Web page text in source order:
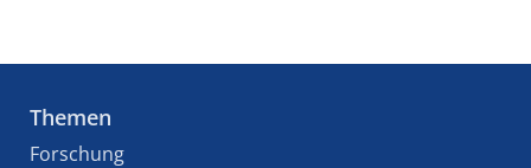
Themen
Forschung